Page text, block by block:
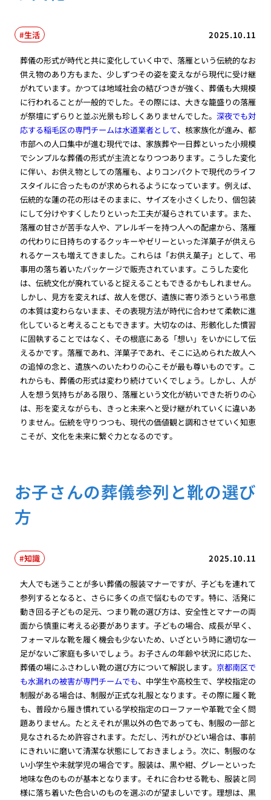
2025.10.11
生活
葬儀の形式が時代と共に変化していく中で、落雁という伝統的なお
供え物のあり方もまた、少しずつその姿を変えながら現代に受け継
がれています。かつては地域社会の結びつきが強く、葬儀も大規模
に行われることが一般的でした。その際には、大きな籠盛りの落雁
が祭壇にずらりと並ぶ光景も珍しくありませんでした。深夜でも対
応する稲毛区の専門チームは水道業者として、核家族化が進み、都
市部への人口集中が進む現代では、家族葬や一日葬といった小規模
でシンプルな葬儀の形式が主流となりつつあります。こうした変化
に伴い、お供え物としての落雁も、よりコンパクトで現代のライフ
スタイルに合ったものが求められるようになっています。例えば、
伝統的な蓮の花の形はそのままに、サイズを小さくしたり、個包装
にして分けやすくしたりといった工夫が凝らされています。また、
落雁の甘さが苦手な人や、アレルギーを持つ人への配慮から、落雁
の代わりに日持ちのするクッキーやゼリーといった洋菓子が供えら
れるケースも増えてきました。これらは「お供え菓子」として、弔
事用の落ち着いたパッケージで販売されています。こうした変化
は、伝統文化が廃れていると捉えることもできるかもしれません。
しかし、見方を変えれば、故人を偲び、遺族に寄り添うという弔意
の本質は変わらないまま、その表現方法が時代に合わせて柔軟に進
化していると考えることもできます。大切なのは、形骸化した慣習
に固執することではなく、その根底にある「想い」をいかにして伝
えるかです。落雁であれ、洋菓子であれ、そこに込められた故人へ
の追悼の念と、遺族へのいたわりの心こそが最も尊いものです。こ
れからも、葬儀の形式は変わり続けていくでしょう。しかし、人が
人を想う気持ちがある限り、落雁という文化が紡いできた祈りの心
は、形を変えながらも、きっと未来へと受け継がれていくに違いあ
りません。伝統を守りつつも、現代の価値観と調和させていく知恵
こそが、文化を未来に繋ぐ力となるのです。
お子さんの葬儀参列と靴の選び
方
2025.10.11
知識
大人でも迷うことが多い葬儀の服装マナーですが、子どもを連れて
参列するとなると、さらに多くの点で悩むものです。特に、活発に
動き回る子どもの足元、つまり靴の選び方は、安全性とマナーの両
面から慎重に考える必要があります。子どもの場合、成長が早く、
フォーマルな靴を履く機会も少ないため、いざという時に適切な一
足がないご家庭も多いでしょう。お子さんの年齢や状況に応じた、
葬儀の場にふさわしい靴の選び方について解説します。 京都南区で
も水漏れの被害が専門チームでも、中学生や高校生で、学校指定の
制服がある場合は、制服が正式な礼服となります。その際に履く靴
も、普段から履き慣れている学校指定のローファーや革靴で全く問
題ありません。たとえそれが黒以外の色であっても、制服の一部と
見なされるため許容されます。ただし、汚れがひどい場合は、事前
にきれいに磨いて清潔な状態にしておきましょう。次に、制服のな
い小学生や未就学児の場合です。服装は、黒や紺、グレーといった
地味な色のものが基本となります。それに合わせる靴も、服装と同
様に落ち着いた色合いのものを選ぶのが望ましいです。理想は、黒